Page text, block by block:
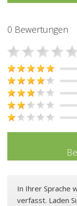
0 Bewertungen
In Ihrer Sprache
verfasst. Laden